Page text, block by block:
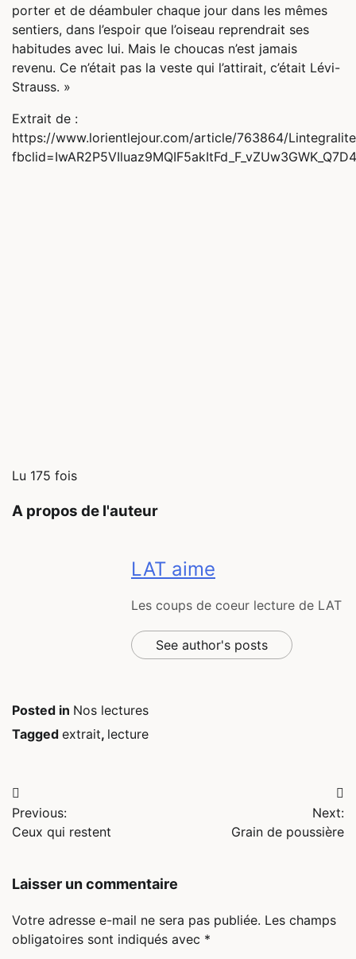
porter et de déambuler chaque jour dans les mêmes
sentiers, dans l’espoir que l’oiseau reprendrait ses
habitudes avec lui. Mais le choucas n’est jamais
revenu. Ce n’était pas la veste qui l’attirait, c’était Lévi-
Strauss. »
Extrait de :
https://www.lorientlejour.com/article/763864/
Lu 175 fois
A propos de l'auteur
LAT aime
Les coups de coeur lecture de LAT
See author's posts
Posted in Nos lectures
Tagged extrait, lecture
Navigation
de
Previous:
Ceux qui restent
Next:
Grain de poussière
Laisser un commentaire
Votre adresse e-mail ne sera pas publiée. Les champs
obligatoires sont indiqués avec *